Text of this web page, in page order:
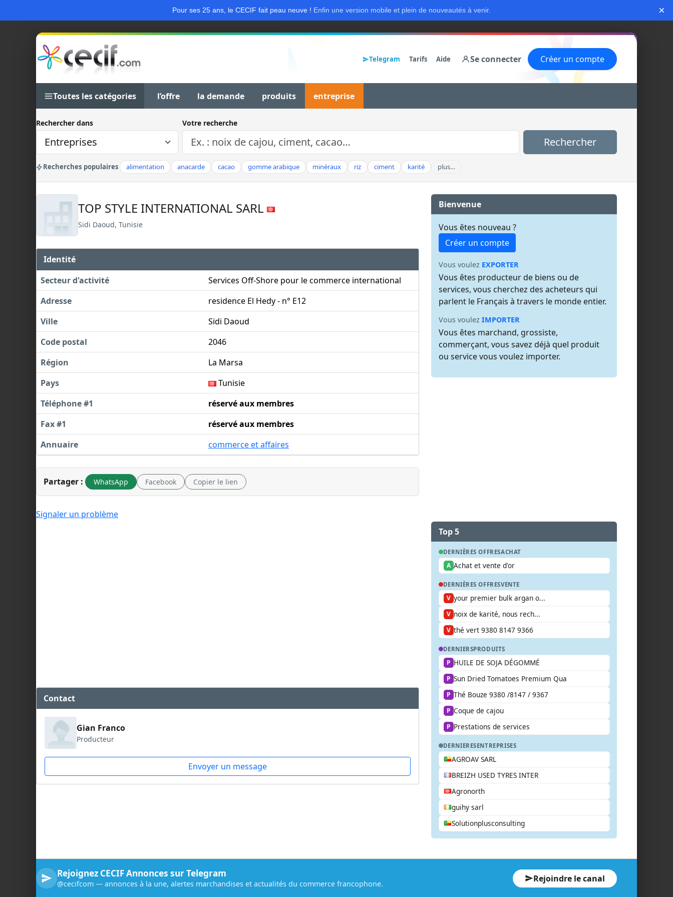
Pour ses 25 ans, le CECIF fait peau neuve ! Enfin une version mobile et plein de nouveautés à venir. ×
Telegram Tarifs Aide Se connecter Créer un compte
Toutes les catégories l’offre la demande produits entreprise
Rechercher dans Votre recherche
Rechercher
Recherches populaires alimentation anacarde cacao gomme arabique minéraux riz ciment karité plus…
TOP STYLE INTERNATIONAL SARL
Sidi Daoud, Tunisie
Identité
Secteur d'activité
Services Off-Shore pour le commerce international
Adresse
residence El Hedy - n° E12
Ville
Sidi Daoud
Code postal
2046
Région
La Marsa
Pays
Tunisie
Téléphone #1
réservé aux membres
Fax #1
réservé aux membres
Annuaire
commerce et affaires
Partager : WhatsApp Facebook Copier le lien
Signaler un problème
Contact
Gian Franco
Producteur
Envoyer un message
Bienvenue
Vous êtes nouveau ?
Créer un compte
Vous voulez EXPORTER
Vous êtes producteur de biens ou de
services, vous cherchez des acheteurs qui
parlent le Français à travers le monde entier.
Vous voulez IMPORTER
Vous êtes marchand, grossiste,
commerçant, vous savez déjà quel produit
ou service vous voulez importer.
Top 5
DERNIÈRES OFFRESACHAT
A Achat et vente d'or
DERNIÈRES OFFRESVENTE
V your premier bulk argan o...
V noix de karité, nous rech...
V thé vert 9380 8147 9366
DERNIERSPRODUITS
P HUILE DE SOJA DÉGOMMÉ
P Sun Dried Tomatoes Premium Qua
P Thé Bouze 9380 /8147 / 9367
P Coque de cajou
P Prestations de services
DERNIERESENTREPRISES
AGROAV SARL
BREIZH USED TYRES INTER
Agronorth
guihy sarl
Solutionplusconsulting
Rejoignez CECIF Annonces sur Telegram
@cecifcom — annonces à la une, alertes marchandises et actualités du commerce francophone. Rejoindre le canal